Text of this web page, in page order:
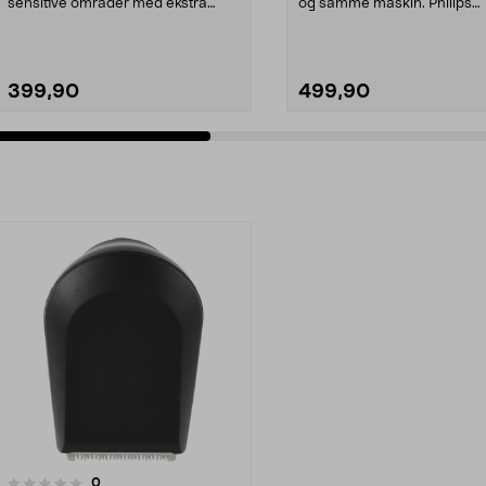
sensitive områder med ekstra
399,90
og samme maskin. Philips
499,90
0anmeldelser